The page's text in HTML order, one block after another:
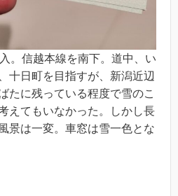
。信越本線を南下。道中、い
十日町を目指すが、新潟近辺
たに残っている程度で雪のこ
えてもいなかった。しかし長
景は一変。車窓は雪一色とな